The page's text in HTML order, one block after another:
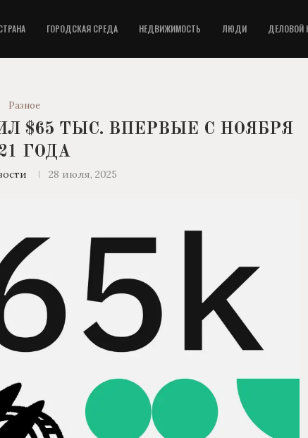
ГОРОДСКАЯ СРЕДА НЕДВИЖИМОСТЬ ЛЮДИ ДЕЛОВОЙ
Разное
$65 ТЫС. ВПЕРВЫЕ С НОЯБРЯ
ГОДА
28 июля, 2025